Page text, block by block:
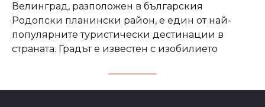
Велинград, разположен в българския
Родопски планински район, е един от най-
популярните туристически дестинации в
страната. Градът е известен с изобилието